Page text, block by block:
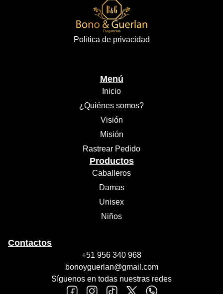
Política de privacidad
Menú
Inicio
¿Quiénes somos?
Visión
Misión
Rastrear Pedido
Productos
Caballeros
Damas
Unisex
Niños
Contactos
+51 956 340 968
bonoyguerlan@gmail.com
Síguenos en todas nuestras redes